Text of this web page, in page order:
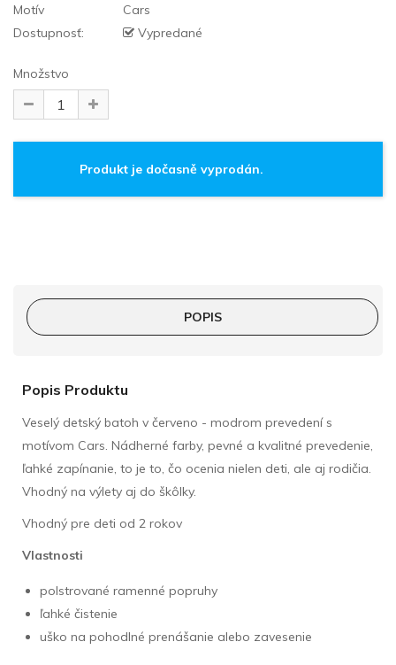
Motív
Cars
Dostupnosť:
Vypredané
Množstvo
Produkt je dočasně vyprodán.
POPIS
Popis Produktu
Veselý detský batoh v červeno - modrom prevedení s
motívom Cars. Nádherné farby, pevné a kvalitné prevedenie,
ľahké zapínanie, to je to, čo ocenia nielen deti, ale aj rodičia.
Vhodný na výlety aj do škô lky.
Vhodný pre deti od 2 rokov
Vlastnosti
polstrované ramenné popruhy
ľahké čistenie
uško na pohodlné prenášanie alebo zavesenie